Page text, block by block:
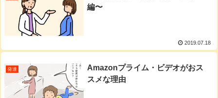
編〜
2019.07.18
発達
Amazonプライム・ビデオがおス
スメな理由